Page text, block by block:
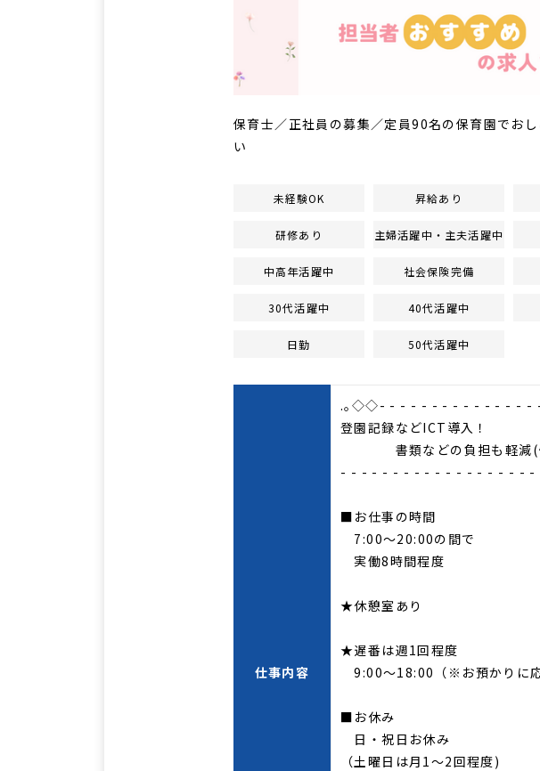
保育士／正社員の募集／定員90名の保育園でお
い
未経験OK 昇給あり
研修あり 主婦活躍中・主夫活躍中
中高年活躍中 社会保険完備
30代活躍中 40代活躍中
日勤 50代活躍中
仕事内容
.｡◇◇- - - - - - - - - - - - - - -
登園記録などICT導入！
書類などの負担も軽減
- - - - - - - - - - - - - - - - - -
■お仕事の時間
7:00～20:00の間で
実働8時間程度
★休憩室あり
★遅番は週1回程度
9:00～18:00（※お預かりに応
■お休み
日・祝日お休み
（土曜日は月1～2回程度)